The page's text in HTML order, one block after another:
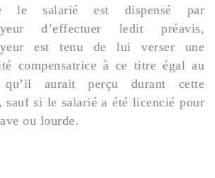
le salarié est dispensé par
d’effectuer ledit préavis,
est tenu de lui verser une
compensatrice à ce titre égal au
qu’il aurait perçu durant cette
sauf si le salarié a été licencié pour
ou lourde.